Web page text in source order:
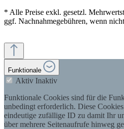
* Alle Preise exkl. gesetzl.
ggf. Nachnahmegebühren, wenn
Funktionale
Aktiv Inaktiv
Funktionale Cookies sind für die
unbedingt erforderlich. Diese
eindeutige zufällige ID zu damit Ihr
über mehrere Seitenaufrufe hinweg